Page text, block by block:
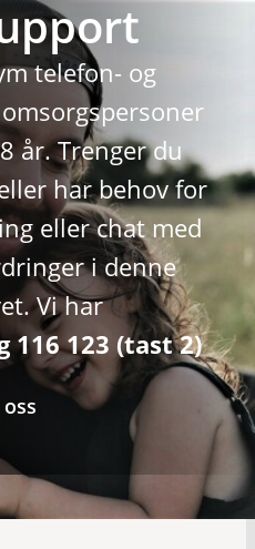
telefon- og
år. Trenger du
har behov for
eller chat med
i denne
Vi har
116 123 (tast 2)